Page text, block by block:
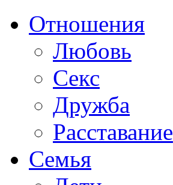
Отношения
Любовь
Секс
Дружба
Расставание
Семья